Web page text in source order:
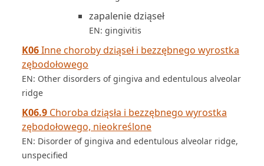
zapalenie dziąseł
EN: gingivitis
K06Inne choroby dziąseł i bezzębnego wyrostka
zębodołowego
EN: Other disorders of gingiva and edentulous alveolar
ridge
K06.9 Choroba dziąsła i bezzębnego wyrostka
zębodołowego, nieokreślone
EN: Disorder of gingiva and edentulous alveolar ridge,
unspecified